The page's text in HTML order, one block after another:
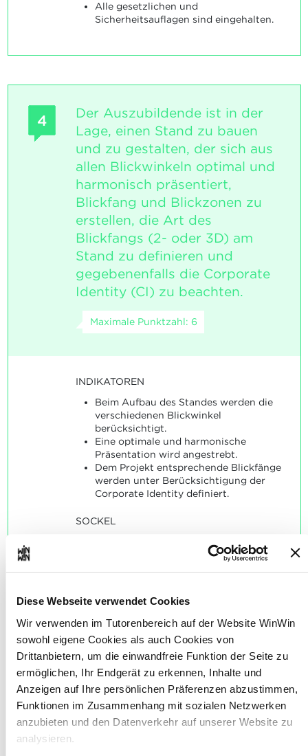
Diese Webseite verwendet Cookies
Wir verwenden im Tutorenbereich auf der Website WinWin
sowohl eigene Cookies als auch Cookies von
Drittanbietern, um die einwandfreie Funktion der Seite zu
ermöglichen, Ihr Endgerät zu erkennen, Inhalte und
Anzeigen auf Ihre persönlichen Präferenzen abzustimmen,
Funktionen im Zusammenhang mit sozialen Netzwerken
anzubieten und den Datenverkehr auf unserer Website zu
analysieren.
Alle gesetzlichen und
Sicherheitsauflagen sind eingehalten.
4
Der Auszubildende ist in der
Lage, einen Stand zu bauen
und zu gestalten, der sich aus
allen Blickwinkeln optimal und
harmonisch präsentiert,
Blickfang und Blickzonen zu
erstellen, die Art des
Blickfangs (2- oder 3D) am
Stand zu definieren und
gegebenenfalls die Corporate
Identity (CI) zu beachten.
Maximale Punktzahl: 6
INDIKATOREN
Beim Aufbau des Standes werden die
verschiedenen Blickwinkel
berücksichtigt.
Eine optimale und harmonische
Präsentation wird angestrebt.
Dem Projekt entsprechende Blickfänge
werden unter Berücksichtigung der
Corporate Identity definiert.
SOCKEL
optimal und harmonisch aufgebaut.
5
Der Auszubildende ist in der
Lage, das definierte Material
(Holz, Papier, Karton, Stoff,